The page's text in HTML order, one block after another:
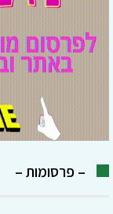
– פרסומות –